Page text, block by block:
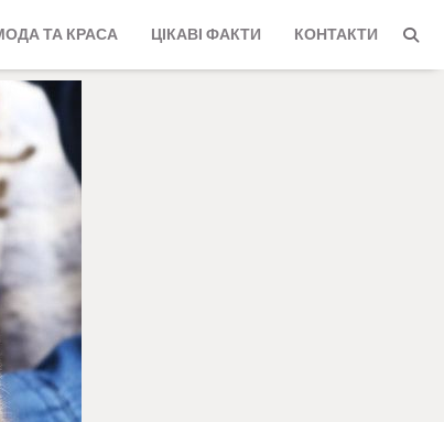
ТА КРАСА ЦІКАВІ ФАКТИ КОНТАКТИ